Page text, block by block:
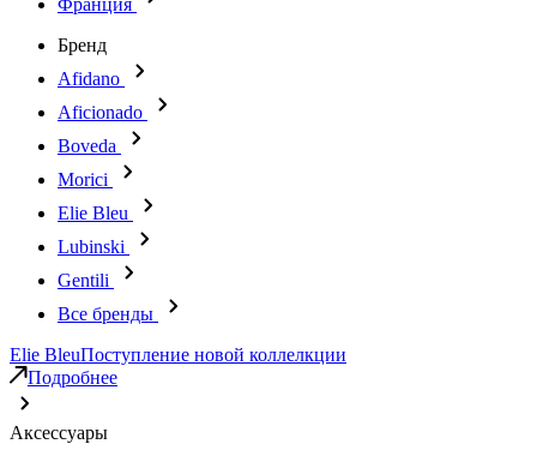
Франция
Бренд
Afidano
Aficionado
Boveda
Morici
Elie Bleu
Lubinski
Gentili
Все бренды
Elie BleuПоступление новой коллелкции
Подробнее
Аксессуары